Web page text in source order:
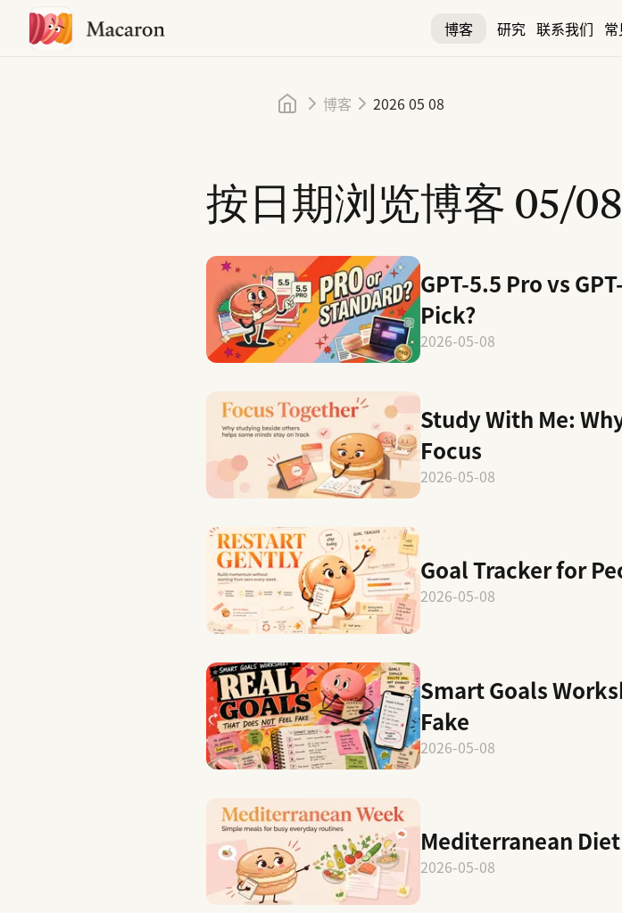
博客 研究 联系我们
首页博客 2026 05 08
按日期浏览博客05/08
GPT-5.5 Pro vs
Pick?
2026-05-08
Study With Me:
Focus
2026-05-08
Goal Tracker for
2026-05-08
Smart Goals
Fake
2026-05-08
Mediterranean
2026-05-08